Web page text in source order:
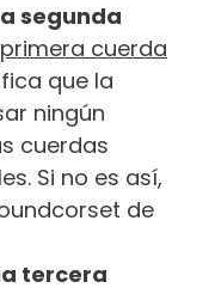
segunda
primera cuerda
que la
ningún
cuerdas
Si no es así,
de
tercera